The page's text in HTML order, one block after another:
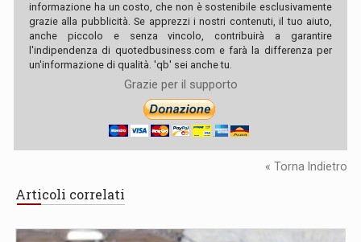
informazione ha un costo, che non è sostenibile esclusivamente
grazie alla pubblicità. Se apprezzi i nostri contenuti, il tuo aiuto,
anche piccolo e senza vincolo, contribuirà a garantire
l'indipendenza di quotedbusiness.com e farà la differenza per
un'informazione di qualità. 'qb' sei anche tu.
Grazie per il supporto
« Torna Indietro
Articoli correlati